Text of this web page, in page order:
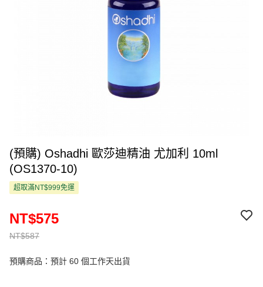
(預購) Oshadhi 歐莎迪精油 尤加利 10ml
(OS1370-10)
超取滿NT$999免運
NT$587
NT$575
預購商品：預計 60 個工作天出貨